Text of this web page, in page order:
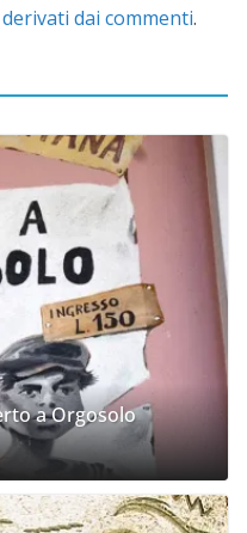
dai commenti.
a Orgosolo